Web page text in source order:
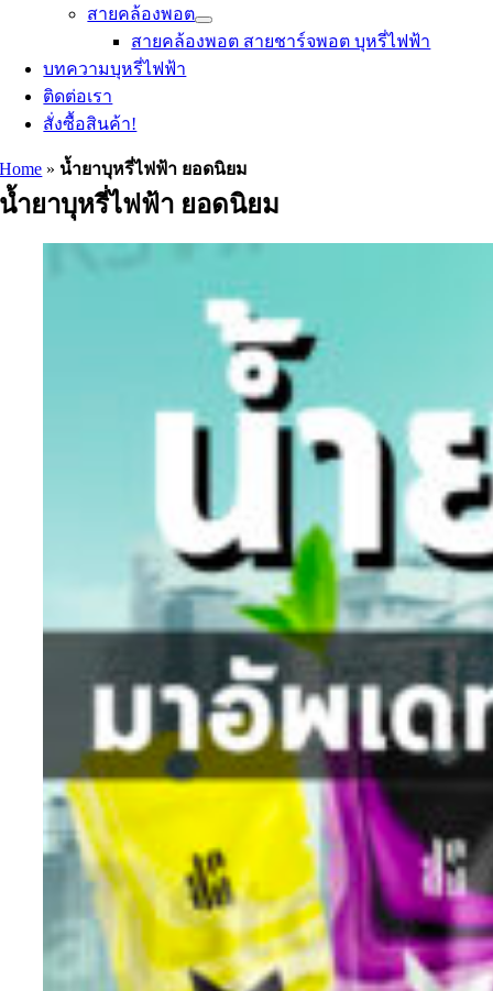
สายคล้องพอต
สายคล้องพอต สายชาร์จพอต บุหรี่ไฟฟ้า
บทความบุหรี่ไฟฟ้า
ติดต่อเรา
สั่งซื้อสินค้า!
Home » น้ำยาบุหรี่ไฟฟ้า ยอดนิยม
น้ำยาบุหรี่ไฟฟ้า ยอดนิยม